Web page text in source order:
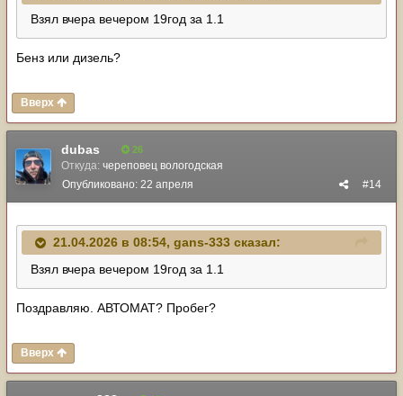
Взял вчера вечером 19год за 1.1
Бенз или дизель?
Вверх
dubas 26
Откуда: череповец вологодская
#14
Опубликовано: 22 апреля
21.04.2026 в 08:54, gans-333 сказал:
Взял вчера вечером 19год за 1.1
Поздравляю. АВТОМАТ? Пробег?
Вверх